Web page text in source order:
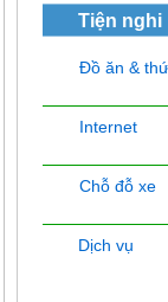
Tiện nghi
Đồ ăn &
Internet
Chỗ đỗ xe
Dịch vụ